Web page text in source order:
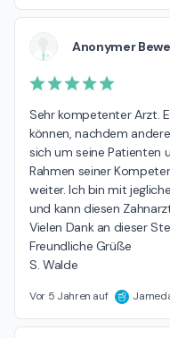
Anonymer
Sehr kompetenter Arzt.
können, nachdem
sich um seine Patienten
Rahmen seiner
weiter. Ich bin mit
und kann diesen
Vielen Dank an dieser
Freundliche Grüße
S. Walde
Vor 5 Jahren auf